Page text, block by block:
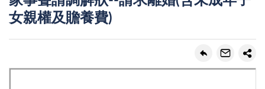
女親權及贍養費)